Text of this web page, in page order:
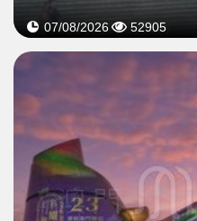
07/08/2026 52905